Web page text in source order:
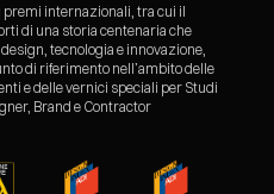
internazionali, tra cui il
di una storia centenaria che
tecnologia e innovazione,
di riferimento nell’ambito delle
e delle vernici speciali per Studi
Brand e Contractor